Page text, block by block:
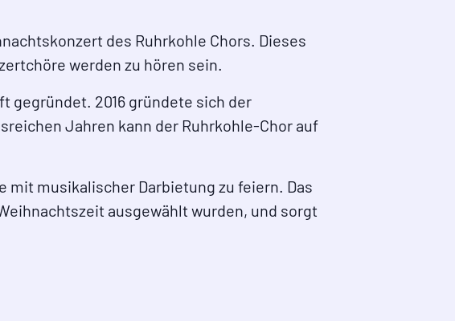
des Ruhrkohle Chors. Dieses
werden zu hören sein.
gegründet. 2016 gründete sich der
Jahren kann der Ruhrkohle-Chor auf
musikalischer Darbietung zu feiern. Das
ausgewählt wurden, und sorgt